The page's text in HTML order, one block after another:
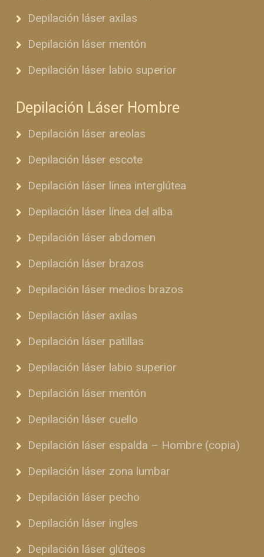
Depilación láser axilas
Depilación láser mentón
Depilación láser labio superior
Depilación Láser Hombre
Depilación láser areolas
Depilación láser escote
Depilación láser línea interglútea
Depilación láser línea del alba
Depilación láser abdomen
Depilación láser brazos
Depilación láser medios brazos
Depilación láser axilas
Depilación láser patillas
Depilación láser labio superior
Depilación láser mentón
Depilación láser cuello
Depilación láser espalda – Hombre (copia)
Depilación láser zona lumbar
Depilación láser pecho
Depilación láser ingles
Depilación láser glúteos